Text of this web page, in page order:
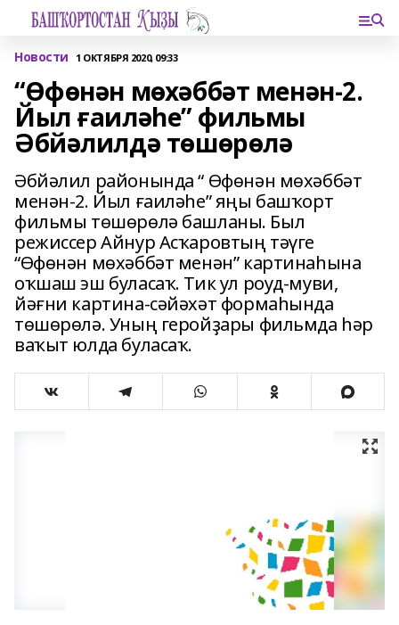
Новости 1 ОКТЯБРЯ 2020, 09:33
“Өфөнән мөхәббәт менән-2.
Йыл ғаиләһе” фильмы
Әбйәлилдә төшөрөлә
Әбйәлил районында “ Өфөнән мөхәббәт
менән-2. Йыл ғаиләһе” яңы башҡорт
фильмы төшөрөлә башланы. Был
режиссер Айнур Асҡаровтың тәүге
“Өфөнән мөхәббәт менән” картинаһына
оҡшаш эш буласаҡ. Тик ул роуд-муви,
йәғни картина-сәйәхәт формаһында
төшөрөлә. Уның геройҙары фильмда һәр
ваҡыт юлда буласаҡ.